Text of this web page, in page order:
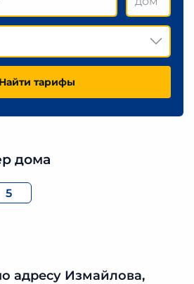
Найти тарифы
дома
5
адресу Измайлова,